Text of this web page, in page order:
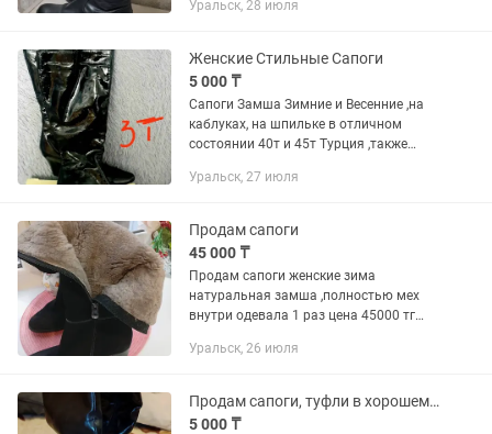
Уральск, 28 июля
Женские Стильные Сапоги
5 000 ₸
Сапоги Замша Зимние и Весенние ,на
каблуках, на шпильке в отличном
состоянии 40т и 45т Турция ,также
покраска5т и Сапоги кожзам
Уральск, 27 июля
Продам сапоги
45 000 ₸
Продам сапоги женские зима
натуральная замша ,полностью мех
внутри одевала 1 раз цена 45000 тг
Уральск, 26 июля
Продам сапоги, туфли в хорошем состоянии!
5 000 ₸